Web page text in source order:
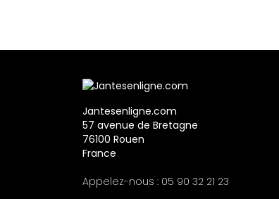
Jantesenligne.com
57 avenue de Bretagne
76100 Rouen
France
Appelez-nous : 05 90 32 21 23